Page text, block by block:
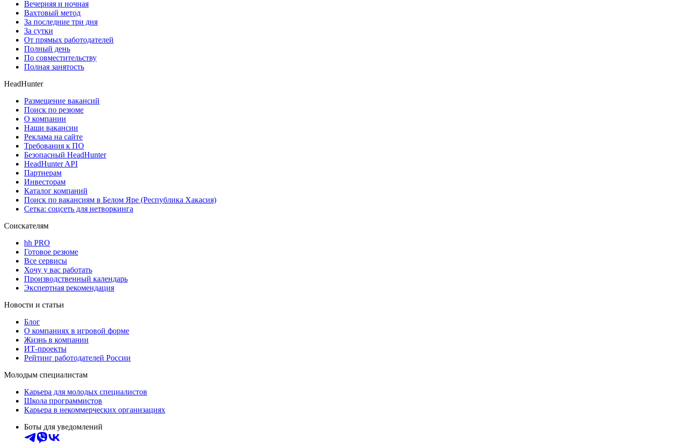
Вечерняя и ночная
Вахтовый метод
За последние три дня
За сутки
От прямых работодателей
Полный день
По совместительству
Полная занятость
HeadHunter
Размещение вакансий
Поиск по резюме
О компании
Наши вакансии
Реклама на сайте
Требования к ПО
Безопасный HeadHunter
HeadHunter API
Партнерам
Инвесторам
Каталог компаний
Поиск по вакансиям в Белом Яре (Республика Хакасия)
Сетка: соцсеть для нетворкинга
Соискателям
hh PRO
Готовое резюме
Все сервисы
Хочу у вас работать
Производственный календарь
Экспертная рекомендация
Новости и статьи
Блог
О компаниях в игровой форме
Жизнь в компании
ИТ-проекты
Рейтинг работодателей России
Молодым специалистам
Карьера для молодых специалистов
Школа программистов
Карьера в некоммерческих организациях
Боты для уведомлений